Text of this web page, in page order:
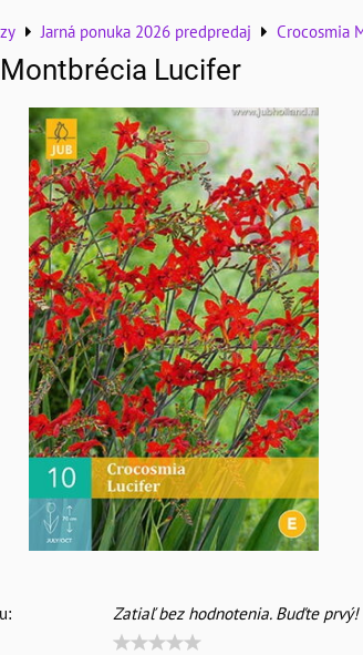
Jarná ponuka 2026 predpredaj Crocosmia
Lucifer
Zatiaľ bez hodnotenia. Buďte prvý!